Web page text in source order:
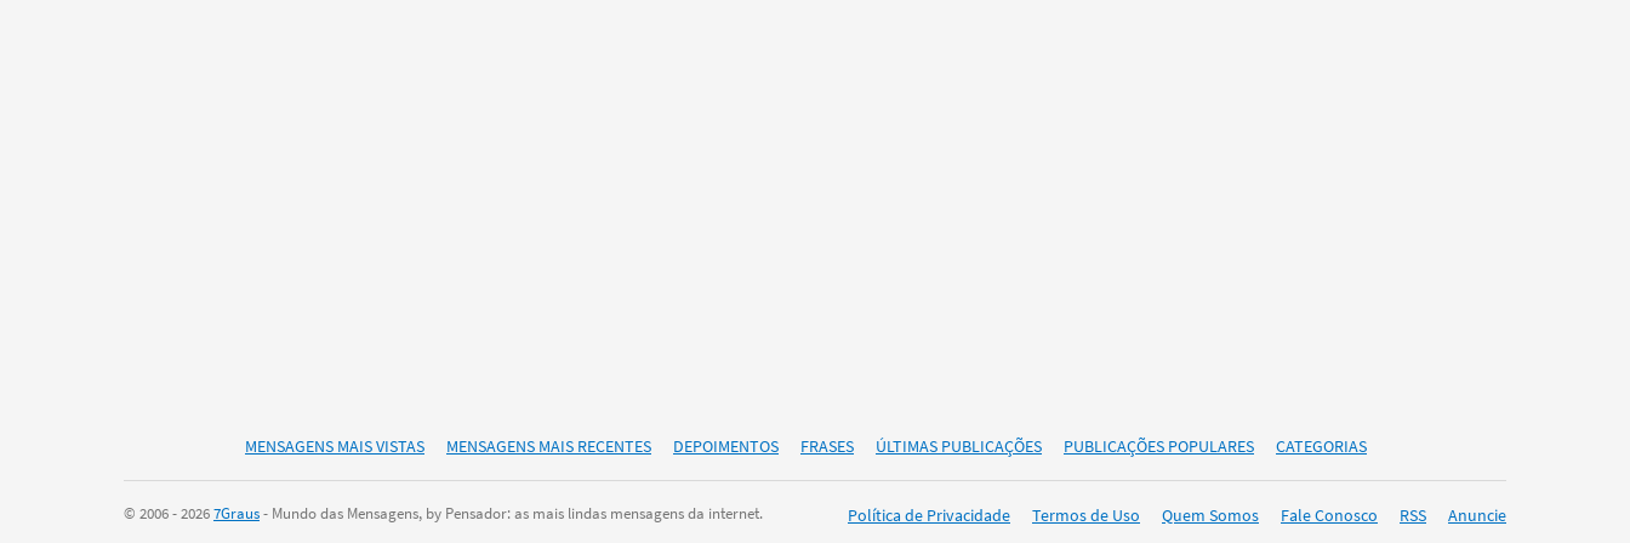
MENSAGENS MAIS VISTAS MENSAGENS MAIS RECENTES DEPOIMENTOS FRASES ÚLTIMAS PUBLICAÇÕES PUBLICAÇÕES POPULARES CATEGORIAS
© 2006 - 20267Graus- Mundo das Mensagens, by Pensador: as mais lindas mensagens da internet. Política de Privacidade Termos de Uso Quem Somos Fale Conosco RSS Anuncie